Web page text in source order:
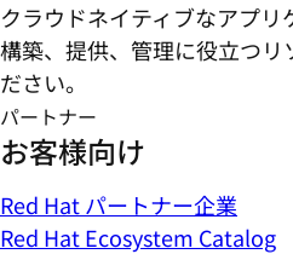
クラウドネイティブなアプ
構築、提供、管理に役立つリ
ださい。
パートナー
お客様向け
Red Hat パートナー企業
Red Hat Ecosystem Catalog